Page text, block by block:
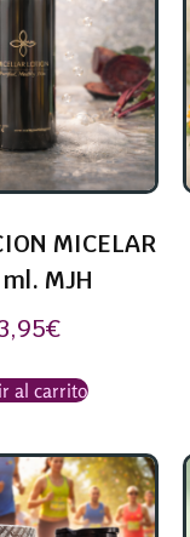
MICELAR
MJH
€
al carrito